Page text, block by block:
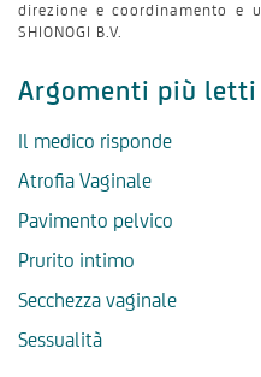
direzione e coordinamento
SHIONOGI B.V.
Argomenti più letti
Il medico risponde
Atrofia Vaginale
Pavimento pelvico
Prurito intimo
Secchezza vaginale
Sessualità